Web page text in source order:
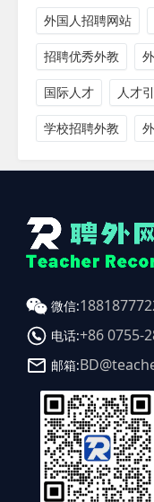
外国人招聘网站
招聘优秀外教
国际人才 人才
学校招聘外教
微信:
电话:+86 0755-
邮箱: